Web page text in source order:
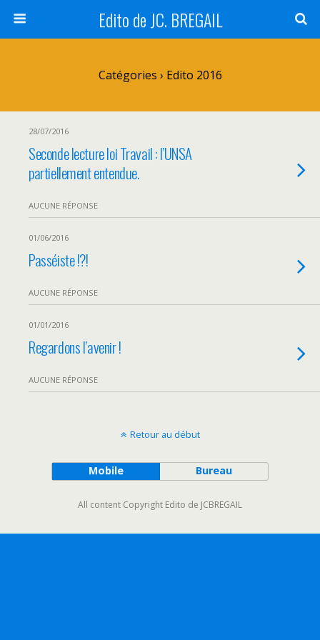
Edito de JC. BREGAIL
Catégories › Edito 2016
28/07/2016
Seconde lecture loi Travail : l’UNSA
partiellement entendue.
AUCUNE RÉPONSE
01/06/2016
Passéiste !?!
AUCUNE RÉPONSE
01/01/2016
Regardons l’avenir !
AUCUNE RÉPONSE
Retour au début
Mobile Bureau
All content Copyright Edito de JCBREGAIL